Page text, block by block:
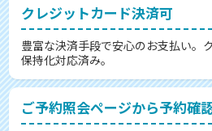
クレジットカード決済可
豊富な決済手段で安心のお支払い。
保持化対応済み。
ご予約照会ページから予約確